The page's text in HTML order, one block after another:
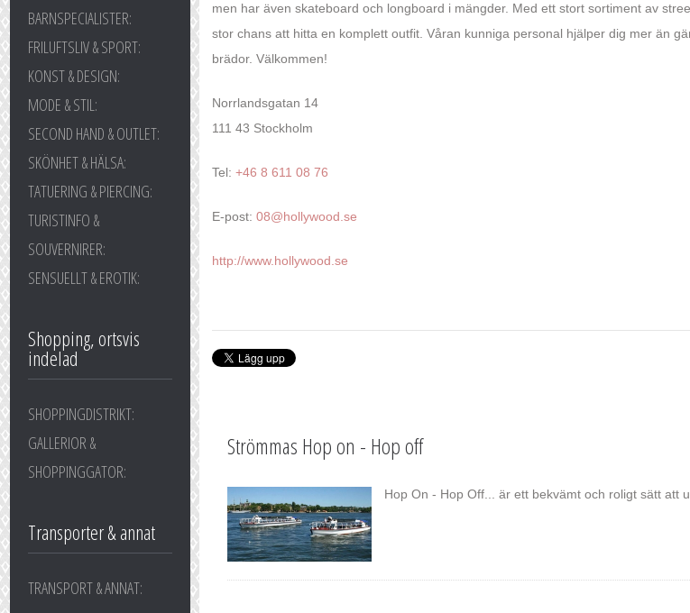
BARNSPECIALISTER:
FRILUFTSLIV & SPORT:
KONST & DESIGN:
MODE & STIL:
SECOND HAND & OUTLET:
SKÖNHET & HÄLSA:
TATUERING & PIERCING:
TURISTINFO &
SOUVERNIRER:
SENSUELLT & EROTIK:
Shopping, ortsvis
indelad
SHOPPINGDISTRIKT:
GALLERIOR &
SHOPPINGGATOR:
Transporter & annat
TRANSPORT & ANNAT:
men har även skateboard och longboard i mängder. Med ett stort sortiment av
stor chans att hitta en komplett outfit. Våran kunniga personal hjälper dig mer än
brädor. Välkommen!
Norrlandsgatan 14
111 43 Stockholm
Tel: +46 8 611 08 76
E-post: 08@hollywood.se
http://www.hollywood.se
Strömmas Hop on - Hop off
Hop On - Hop Off... är ett bekvämt och roligt sätt att